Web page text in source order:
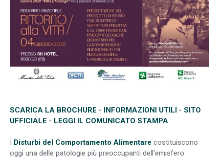
SCARICA LA BROCHURE - INFORMAZIONI UTILI - SITO
UFFICIALE - LEGGI IL COMUNICATO STAMPA
I Disturbi del Comportamento Alimentare costituiscono
oggi una delle patologie più preoccupanti dell'emisfero